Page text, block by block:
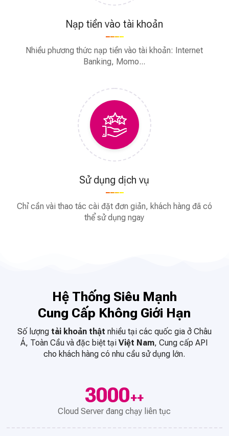
Nạp tiền vào tài khoản
Nhiều phương thức nạp tiền vào tài khoản: Internet
Banking, Momo...
Sử dụng dịch vụ
Chỉ cần vài thao tác cài đặt đơn giản, khách hàng đã có
thể sử dụng ngay
Hệ Thống Siêu Mạnh
Cung Cấp Không Giới Hạn
Số lượng tài khoản thật nhiều tại các quốc gia ở Châu
Á, Toàn Cầu và đặc biệt tạiViệt Nam, Cung cấp API
cho khách hàng có nhu cầu sử dụng lớn.
3000++
Cloud Server đang chạy liên tục